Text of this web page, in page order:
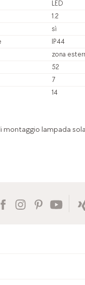
LED
1.2
sì
IP44
zona
52
7
14
montaggio lampada